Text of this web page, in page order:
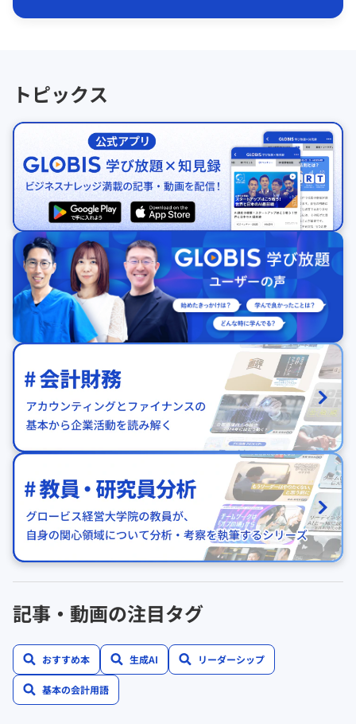
トピックス
記事・動画の注目タグ
おすすめ本 生成AI リーダーシップ
基本の会計用語